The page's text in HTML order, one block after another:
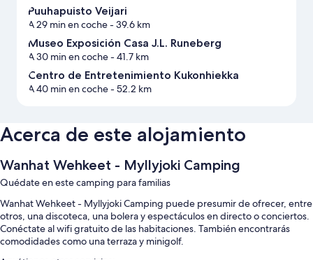
Puuhapuisto Veijari
A 29 min en coche- 39.6 km
Museo Exposición Casa J.L. Runeberg
A 30 min en coche- 41.7 km
Centro de Entretenimiento Kukonhiekka
A 40 min en coche- 52.2 km
Acerca de este alojamiento
Wanhat Wehkeet - Myllyjoki Camping
Quédate en este camping para familias
Wanhat Wehkeet - Myllyjoki Camping puede presumir de ofrecer, entre
otros, una discoteca, una bolera y espectáculos en directo o conciertos.
Conéctate al wifi gratuito de las habitaciones. También encontrarás
comodidades como una terraza y minigolf.